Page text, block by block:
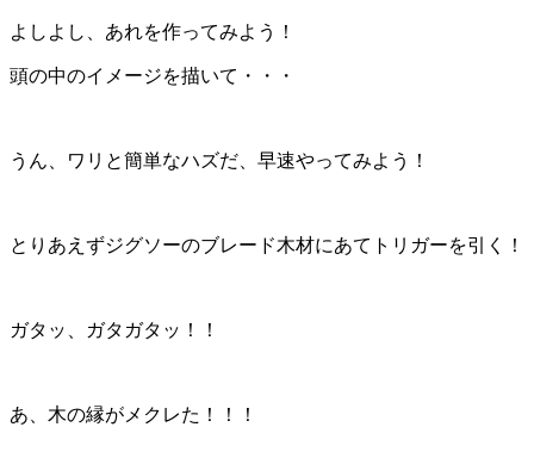
よしよし、あれを作ってみよう！
頭の中のイメージを描いて・・・
うん、ワリと簡単なハズだ、早速やってみよう！
とりあえずジグソーのブレード木材にあてトリガーを引く！
ガタッ、ガタガタッ！！
あ、木の縁がメクレた！！！